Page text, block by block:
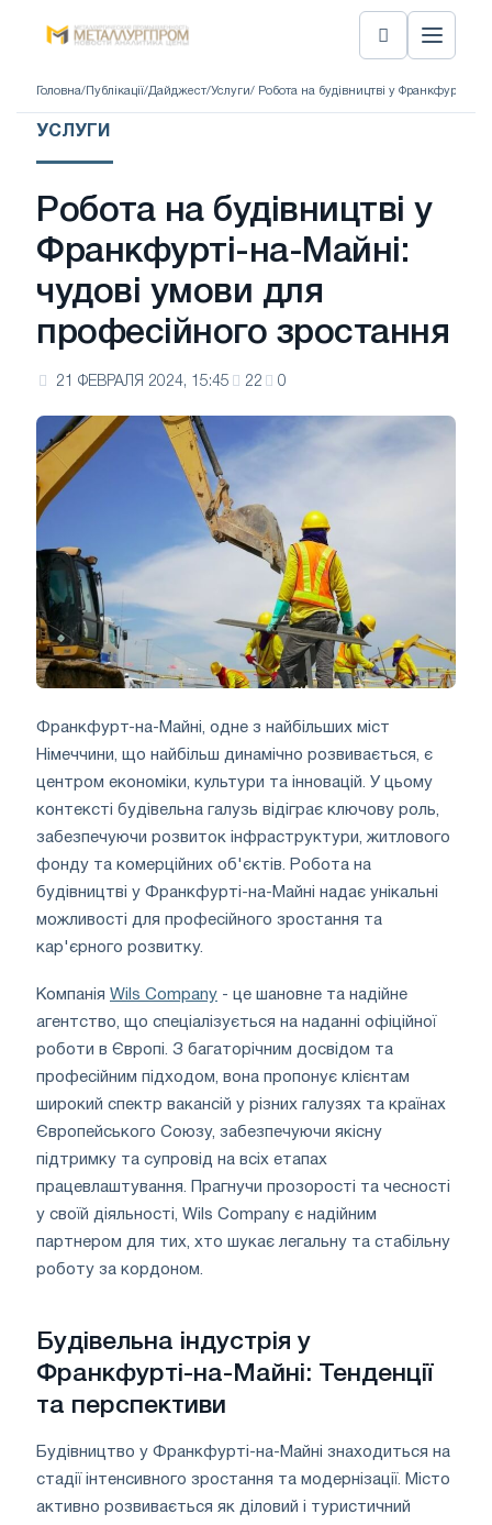
Головна/ Публікації/Дайджест/Услуги/ Робота на будівництві у Франкфурті-
УСЛУГИ
Робота на будівництві у
Франкфурті-на-Майні:
чудові умови для
професійного зростання
21 ФЕВРАЛЯ 2024, 15:45 22 0
Франкфурт-на-Майні, одне з найбільших міст
Німеччини, що найбільш динамічно розвивається, є
центром економіки, культури та інновацій. У цьому
контексті будівельна галузь відіграє ключову роль,
забезпечуючи розвиток інфраструктури, житлового
фонду та комерційних об'єктів. Робота на
будівництві у Франкфурті-на-Майні надає унікальні
можливості для професійного зростання та
кар'єрного розвитку.
Компанія Wils Company - це шановне та надійне
агентство, що спеціалізується на наданні офіційної
роботи в Європі. З багаторічним досвідом та
професійним підходом, вона пропонує клієнтам
широкий спектр вакансій у різних галузях та країнах
Європейського Союзу, забезпечуючи якісну
підтримку та супровід на всіх етапах
працевлаштування. Прагнучи прозорості та чесності
у своїй діяльності, Wils Company є надійним
партнером для тих, хто шукає легальну та стабільну
роботу за кордоном.
Будівельна індустрія у
Франкфурті-на-Майні: Тенденції
та перспективи
Будівництво у Франкфурті-на-Майні знаходиться на
стадії інтенсивного зростання та модернізації. Місто
активно розвивається як діловий і туристичний